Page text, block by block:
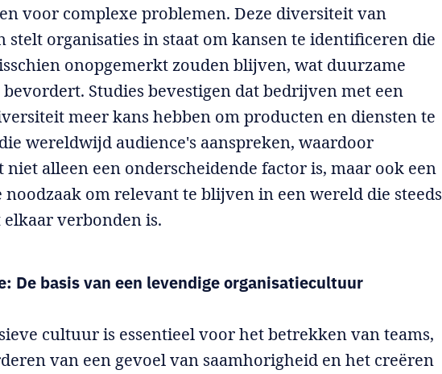
voor complexe problemen. Deze diversiteit van
stelt organisaties in staat om kansen te identificeren die
onopgemerkt zouden blijven, wat duurzame
Studies bevestigen dat bedrijven met een
meer kans hebben om producten en diensten te
wereldwijd audience's aanspreken, waardoor
alleen een onderscheidende factor is, maar ook een
noodzaak om relevant te blijven in een wereld die steeds
verbonden is.
De basis van een levendige organisatiecultuur
cultuur is essentieel voor het betrekken van teams,
van een gevoel van saamhorigheid en het creëren